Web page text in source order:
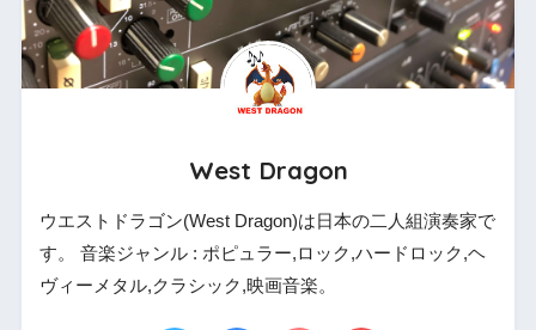
West Dragon
ウエストドラゴン(West Dragon)は日本の二人組演奏家で
す。 音楽ジャンル : ポピュラー,ロック,ハードロック,ヘ
ヴィーメタル,クラシック,映画音楽。